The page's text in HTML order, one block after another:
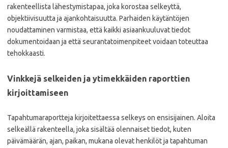
rakenteellista lähestymistapaa, joka korostaa selkeyttä,
objektiivisuutta ja ajankohtaisuutta. Parhaiden käytäntöjen
noudattaminen varmistaa, että kaikki asiaankuuluvat tiedot
dokumentoidaan ja että seurantatoimenpiteet voidaan toteuttaa
tehokkaasti.
Vinkkejä selkeiden ja ytimekkäiden raporttien
kirjoittamiseen
Tapahtumaraportteja kirjoitettaessa selkeys on ensisijainen. Aloita
selkeällä rakenteella, joka sisältää olennaiset tiedot, kuten
päivämäärän, ajan, paikan, mukana olevat henkilöt ja tapahtuman